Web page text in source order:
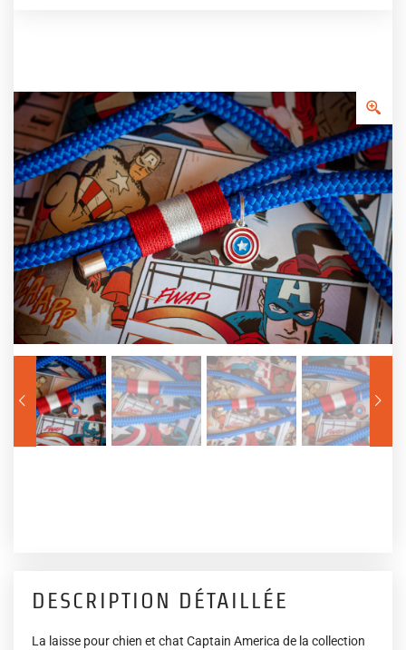
DESCRIPTION DÉTAILLÉE
La laisse pour chien et chat Captain America de la collection